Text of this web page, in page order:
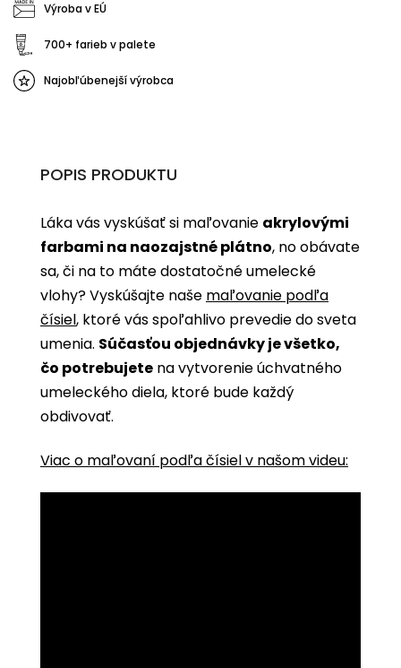
Výroba v EÚ
700+ farieb v palete
Najobľúbenejší výrobca
POPIS PRODUKTU
Láka vás vyskúšať si maľovanie akrylovými
farbami na naozajstné plátno, no obávate
sa, či na to máte dostatočné umelecké
vlohy? Vyskúšajte naše maľovanie podľa
čísiel, ktoré vás spoľahlivo prevedie do sveta
umenia. Súčasťou objednávky je všetko,
čo potrebujete na vytvorenie úchvatného
umeleckého diela, ktoré bude každý
obdivovať.
Viac o maľovaní podľa čísiel v našom videu: